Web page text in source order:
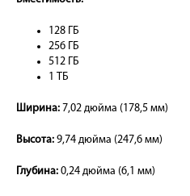
128 ГБ
256 ГБ
512 ГБ
1 ТБ
Ширина: 7,02 дюйма (178,5 мм)
Высота: 9,74 дюйма (247,6 мм)
Глубина: 0,24 дюйма (6,1 мм)